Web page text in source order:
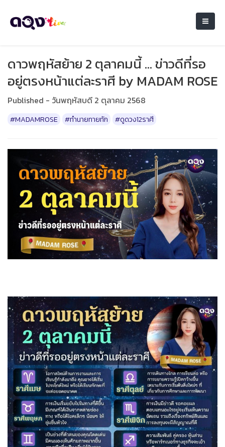
ดาวพฤหัสย้าย 2 ตุลาคมนี้ … ข่าวดีที่รอ
อยู่ตรงหน้าแต่ละราศี by MADAM ROSE
Published - วันพฤหัสบดี 2 ตุลาคม 2568
#MADAMROSE #ทำนายทายทัก #ดูดวง12ราศี